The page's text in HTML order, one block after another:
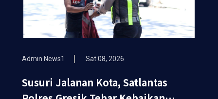
Admin News1 Sat 08, 2026
Susuri Jalanan Kota, Satlantas